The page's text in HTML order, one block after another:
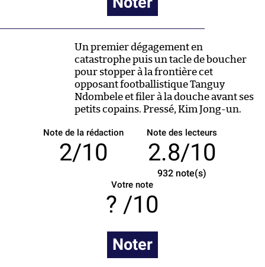
Un premier dégagement en
catastrophe puis un tacle de boucher
pour stopper à la frontière cet
opposant footballistique Tanguy
Ndombele et filer à la douche avant ses
petits copains. Pressé, Kim Jong-un.
Note de la rédaction
2/10
Note des lecteurs
2.8/10
932note(s)
Votre note
/10
Noter